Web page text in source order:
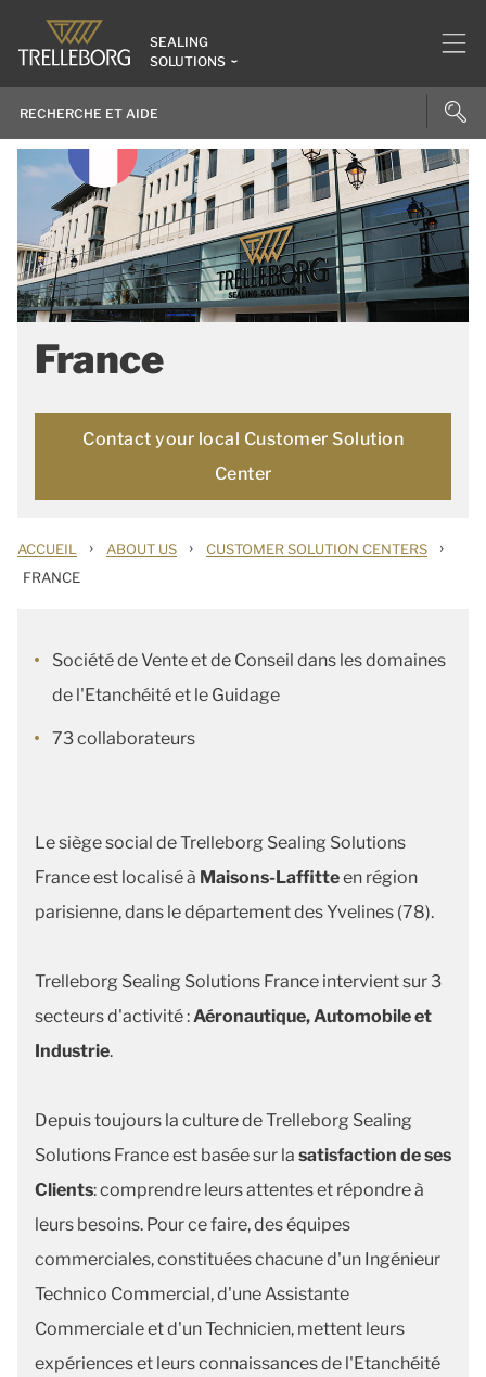
SEALING
SOLUTIONS
France
Contact your local Customer Solution
Center
ACCUEIL › ABOUT US › CUSTOMER SOLUTION CENTERS ›
FRANCE
Société de Vente et de Conseil dans les domaines
de l'Etanchéité et le Guidage
73 collaborateurs
Le siège social de Trelleborg Sealing Solutions
France est localisé à Maisons-Laffitteen région
parisienne, dans le département des Yvelines (78).
Trelleborg Sealing Solutions France intervient sur 3
secteurs d'activité :Aéronautique, Automobile et
Industrie.
Depuis toujours la culture de Trelleborg Sealing
Solutions France est basée sur la satisfaction de ses
Clients: comprendre leurs attentes et répondre à
leurs besoins. Pour ce faire, des équipes
commerciales, constituées chacune d'un Ingénieur
Technico Commercial, d'une Assistante
Commerciale et d'un Technicien, mettent leurs
expériences et leurs connaissances de l'Etanchéité